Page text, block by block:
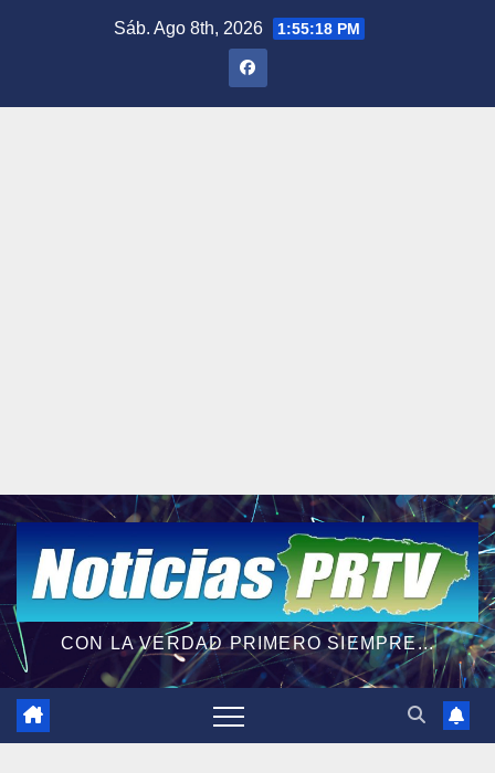
Sáb. Ago 8th, 2026 1:55:19 PM
CON LA VERDAD PRIMERO SIEMPRE...